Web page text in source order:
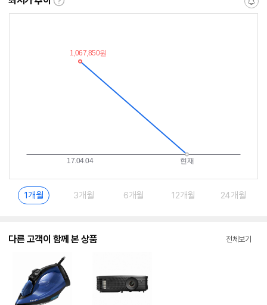
최
알
1개월 3개월 6개월 12개월 24개월
다른 고객이 함께 본 상품 전체보기